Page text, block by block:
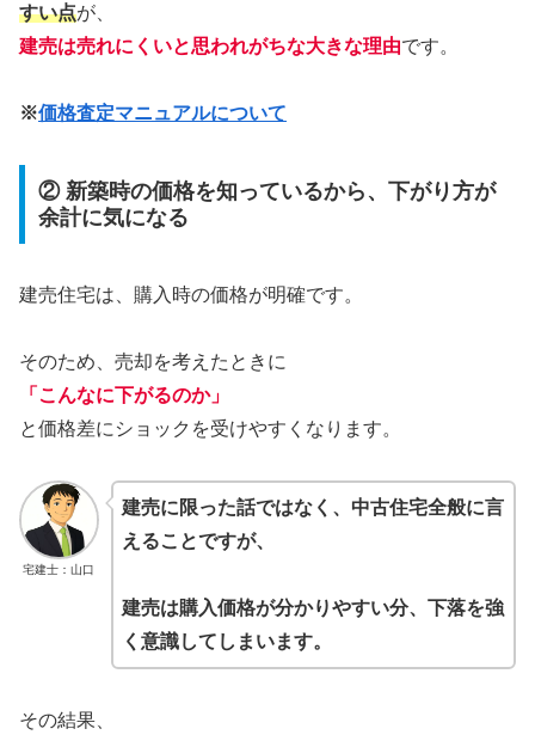
すい点が、
建売は売れにくいと思われがちな大きな理由です。
※価格査定マニュアルについて
② 新築時の価格を知っているから、下がり方が
余計に気になる
建売住宅は、購入時の価格が明確です。
そのため、売却を考えたときに
「こんなに下がるのか」
と価格差にショックを受けやすくなります。
宅建士：山口
建売に限った話ではなく、中古住宅全般に言
えることですが、
建売は購入価格が分かりやすい分、下落を強
く意識してしまいます。
その結果、